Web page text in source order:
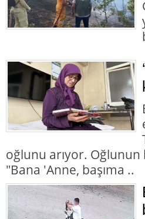
oğlunu arıyor. Oğlunun
"Bana 'Anne, başıma ..